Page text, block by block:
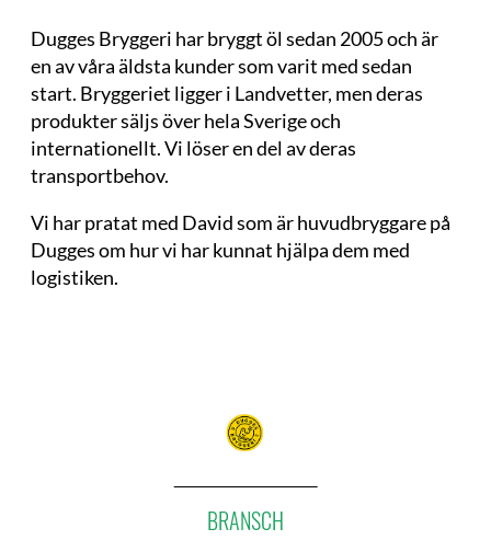
Dugges Bryggeri har bryggt öl sedan 2005 och är
en av våra äldsta kunder som varit med sedan
start. Bryggeriet ligger i Landvetter, men deras
produkter säljs över hela Sverige och
internationellt. Vi löser en del av deras
transportbehov.
Vi har pratat med David som är huvudbryggare på
Dugges om hur vi har kunnat hjälpa dem med
logistiken.
BRANSCH